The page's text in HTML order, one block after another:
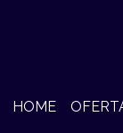
HOME